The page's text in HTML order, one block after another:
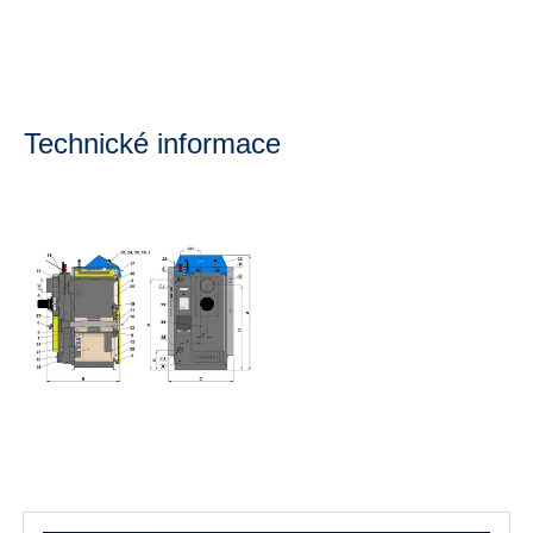
Technické informace